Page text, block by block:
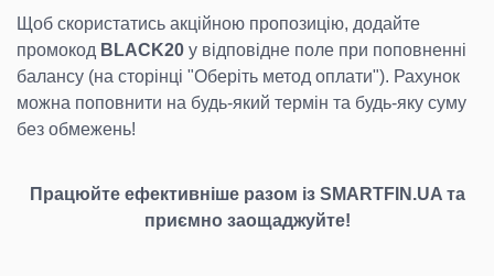
Щоб скористатись акційною пропозицію, додайте
промокод BLACK20 у відповідне поле при поповненні
балансу (на сторінці "Оберіть метод оплати"). Рахунок
можна поповнити на будь-який термін та будь-яку суму
без обмежень!
Працюйте ефективніше разом із SMARTFIN.UA та
приємно заощаджуйте!